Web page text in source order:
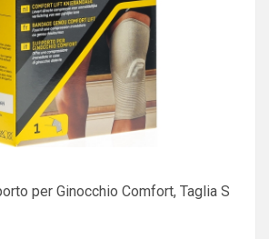
per Ginocchio Comfort, Taglia S